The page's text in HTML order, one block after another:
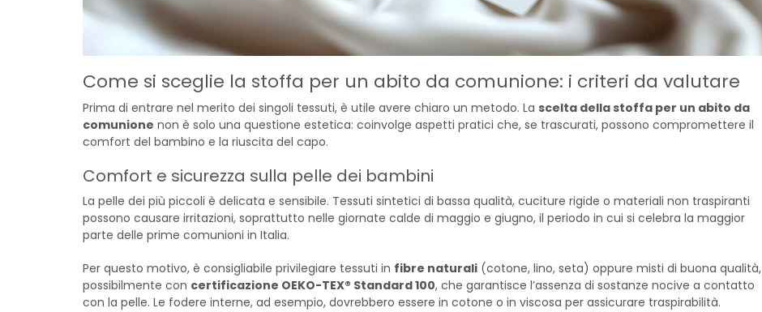
Come si sceglie la stoffa per un abito da comunione: i criteri da valutare
Prima di entrare nel merito dei singoli tessuti, è utile avere chiaro un metodo. La scelta della stoffa per un abito da
comunione non è solo una questione estetica: coinvolge aspetti pratici che, se trascurati, possono compromettere il
comfort del bambino e la riuscita del capo.
Comfort e sicurezza sulla pelle dei bambini
La pelle dei più piccoli è delicata e sensibile. Tessuti sintetici di bassa qualità, cuciture rigide o materiali non traspiranti
possono causare irritazioni, soprattutto nelle giornate calde di maggio e giugno, il periodo in cui si celebra la maggior
parte delle prime comunioni in Italia.
Per questo motivo, è consigliabile privilegiare tessuti in fibre naturali (cotone, lino, seta) oppure misti di buona qualità,
possibilmente con certificazione OEKO-TEX® Standard 100, che garantisce l’assenza di sostanze nocive a contatto
con la pelle. Le fodere interne, ad esempio, dovrebbero essere in cotone o in viscosa per assicurare traspirabilità.